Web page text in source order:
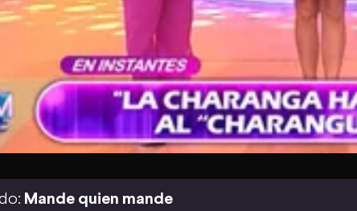
Mande quien mande